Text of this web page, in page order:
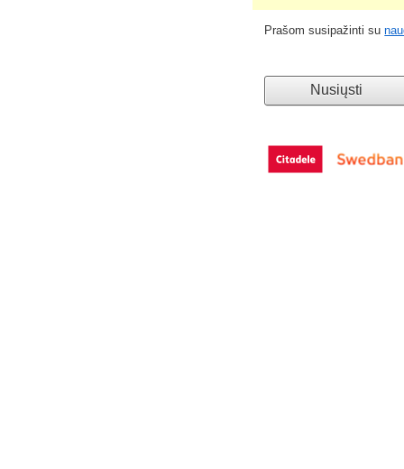
Prašom susipažinti su